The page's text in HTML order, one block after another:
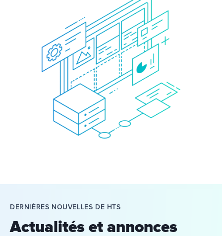
DERNIÈRES NOUVELLES DE HTS
Actualités et annonces